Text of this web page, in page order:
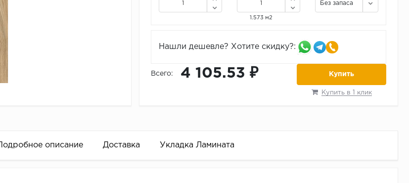
1.573 м2
Без запаса
Нашли дешевле? Хотите скидку?:
Всего: 4 105.53 ₽ Купить
Купить в 1 клик
Подробное описание Доставка Укладка Ламината